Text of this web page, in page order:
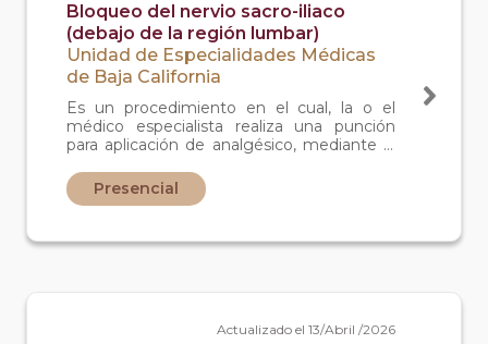
Bloqueo del nervio sacro-iliaco
(debajo de la región lumbar)
Unidad de Especialidades Médicas
de Baja California
Es un procedimiento en el cual, la o el
médico especialista realiza una punción
para aplicación de analgésico, mediante la
Presencial
Actualizado el 13/Abril /2026